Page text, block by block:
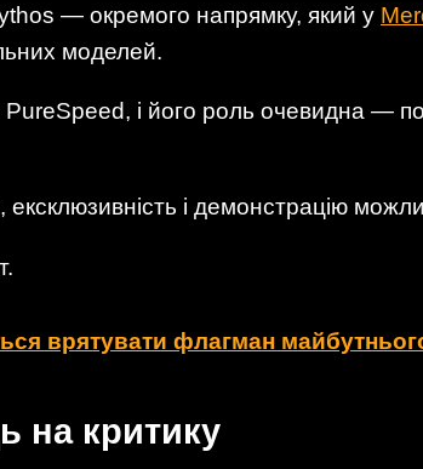
— окремого напрямку, який у
моделей.
PureSpeed, і його роль очевидна —
і демонстрацію
врятувати флагман
на критику